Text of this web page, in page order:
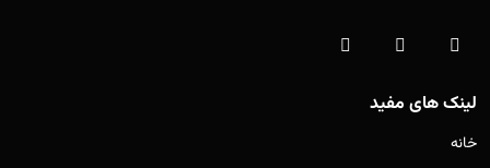
لینک های مفید
خانه